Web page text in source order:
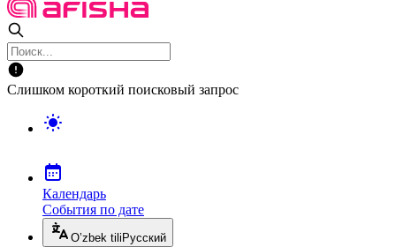
Слишком короткий поисковый запрос
Календарь
События по дате
O’zbek tili Русский